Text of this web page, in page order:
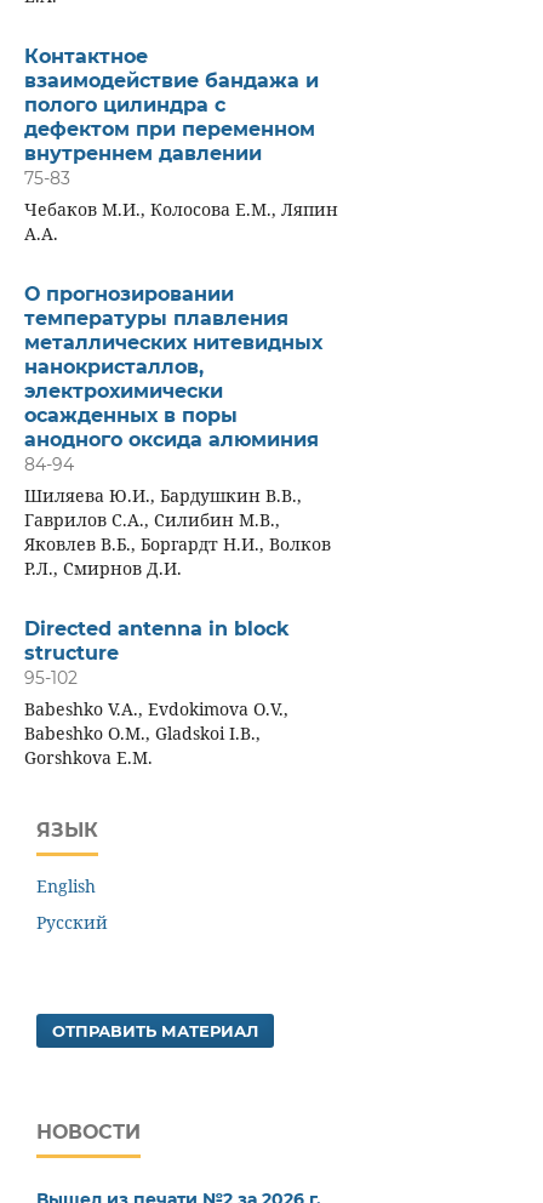
Контактное
взаимодействие бандажа и
полого цилиндра с
дефектом при переменном
внутреннем давлении
75-83
Чебаков М.И., Колосова Е.М., Ляпин
А.А.
О прогнозировании
температуры плавления
металлических нитевидных
нанокристаллов,
электрохимически
осажденных в поры
анодного оксида алюминия
84-94
Шиляева Ю.И., Бардушкин В.В.,
Гаврилов С.А., Силибин М.В.,
Яковлев В.Б., Боргардт Н.И., Волков
Р.Л., Смирнов Д.И.
Directed antenna in block
structure
95-102
Babeshko V.A., Evdokimova O.V.,
Babeshko O.M., Gladskoi I.B.,
Gorshkova E.M.
ЯЗЫК
English
Русский
ОТПРАВИТЬ МАТЕРИАЛ
НОВОСТИ